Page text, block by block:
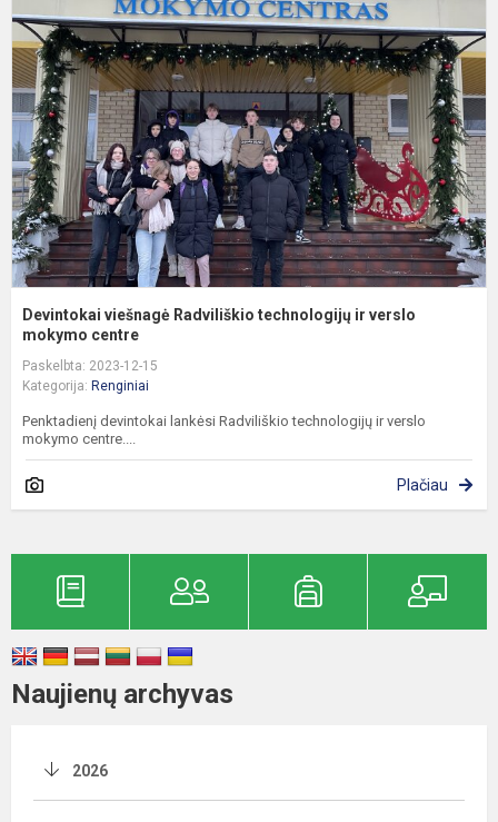
Devintokai viešnagė Radviliškio technologijų ir verslo
mokymo centre
Paskelbta: 2023-12-15
Kategorija: Renginiai
Penktadienį devintokai lankėsi Radviliškio technologijų ir verslo
mokymo centre....
Plačiau
Naujienų archyvas
2026